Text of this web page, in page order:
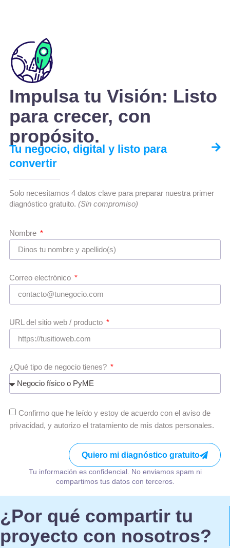
Impulsa tu Visión: Listo
para crecer, con
propósito.
Tu negocio, digital y listo para
convertir
Solo necesitamos 4 datos clave para preparar nuestra primer
diagnóstico gratuito. (Sin compromiso)
Nombre
Correo electrónico
URL del sitio web / producto
¿Qué tipo de negocio tienes?
Confirmo que he leído y estoy de acuerdo con el aviso de
privacidad, y autorizo el tratamiento de mis datos personales.
Quiero mi diagnóstico gratuito
Tu información es confidencial. No enviamos spam ni
compartimos tus datos con terceros.
¿Por qué compartir tu
proyecto con nosotros?